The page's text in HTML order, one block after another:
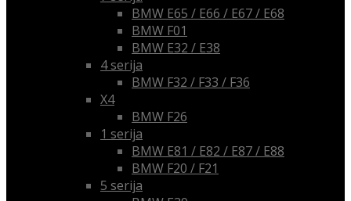
BMW E65 / E66 / E67 / E68
BMW F01
BMW E32 / E38
4 serija
BMW F32 / F33 / F36
X4
BMW F26
1 serija
BMW E81 / E82 / E87 / E88
BMW F20 / F21
5 serija